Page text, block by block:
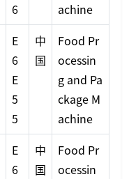
6
achine
E
6
E
5
5
中
国
Food Pr
ocessin
g and Pa
ckage M
achine
E
6
中
国
Food Pr
ocessin